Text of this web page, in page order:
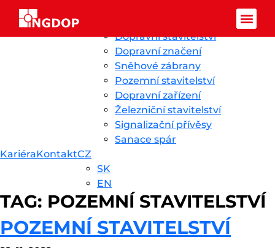
Přeskočit na obsah
Ingdop CZ
ÚvodNovinkyO nás
Dopravní stavitelství
Dopravní značení
Sněhové zábrany
Pozemní stavitelství
Dopravní zařízení
Železniční stavitelství
Signalizační přívěsy
Sanace spár
Reference
KariéraKontaktCZ
SK
EN
TAG: POZEMNÍ STAVITELSTVÍ
POZEMNÍ STAVITELSTVÍ